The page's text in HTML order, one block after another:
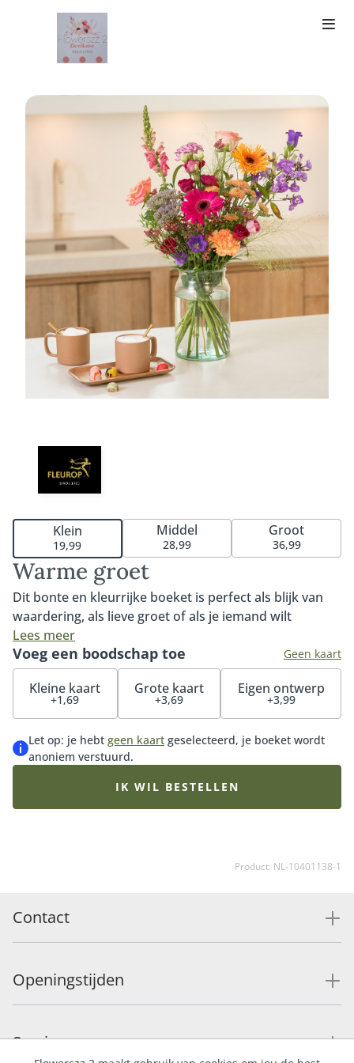
Warme groet
Dit bonte en kleurrijke boeket is perfect als blijk van
waardering, als lieve groet of als je iemand wilt
bedanken. Een boeket geschikt voor elke gelegenheid
dankzij de kleurrijke tinten. Een bont plukboeket waar
je iedereen blij mee maakt. Tip: bestel een vaas bij je
boeket. Zo komen de bloemen nog beter tot hun
Lees meer
Klein
19,99
Middel
28,99
Groot
36,99
Voeg een boodschap toe Geen kaart
Kleine kaart
+1,69
Grote kaart
+3,69
Eigen ontwerp
+3,99
Let op: je hebt geen kaart geselecteerd, je boeket wordt
anoniem verstuurd.
IK WIL BESTELLEN
Product: NL-10401138-1
Contact
Openingstijden
Service